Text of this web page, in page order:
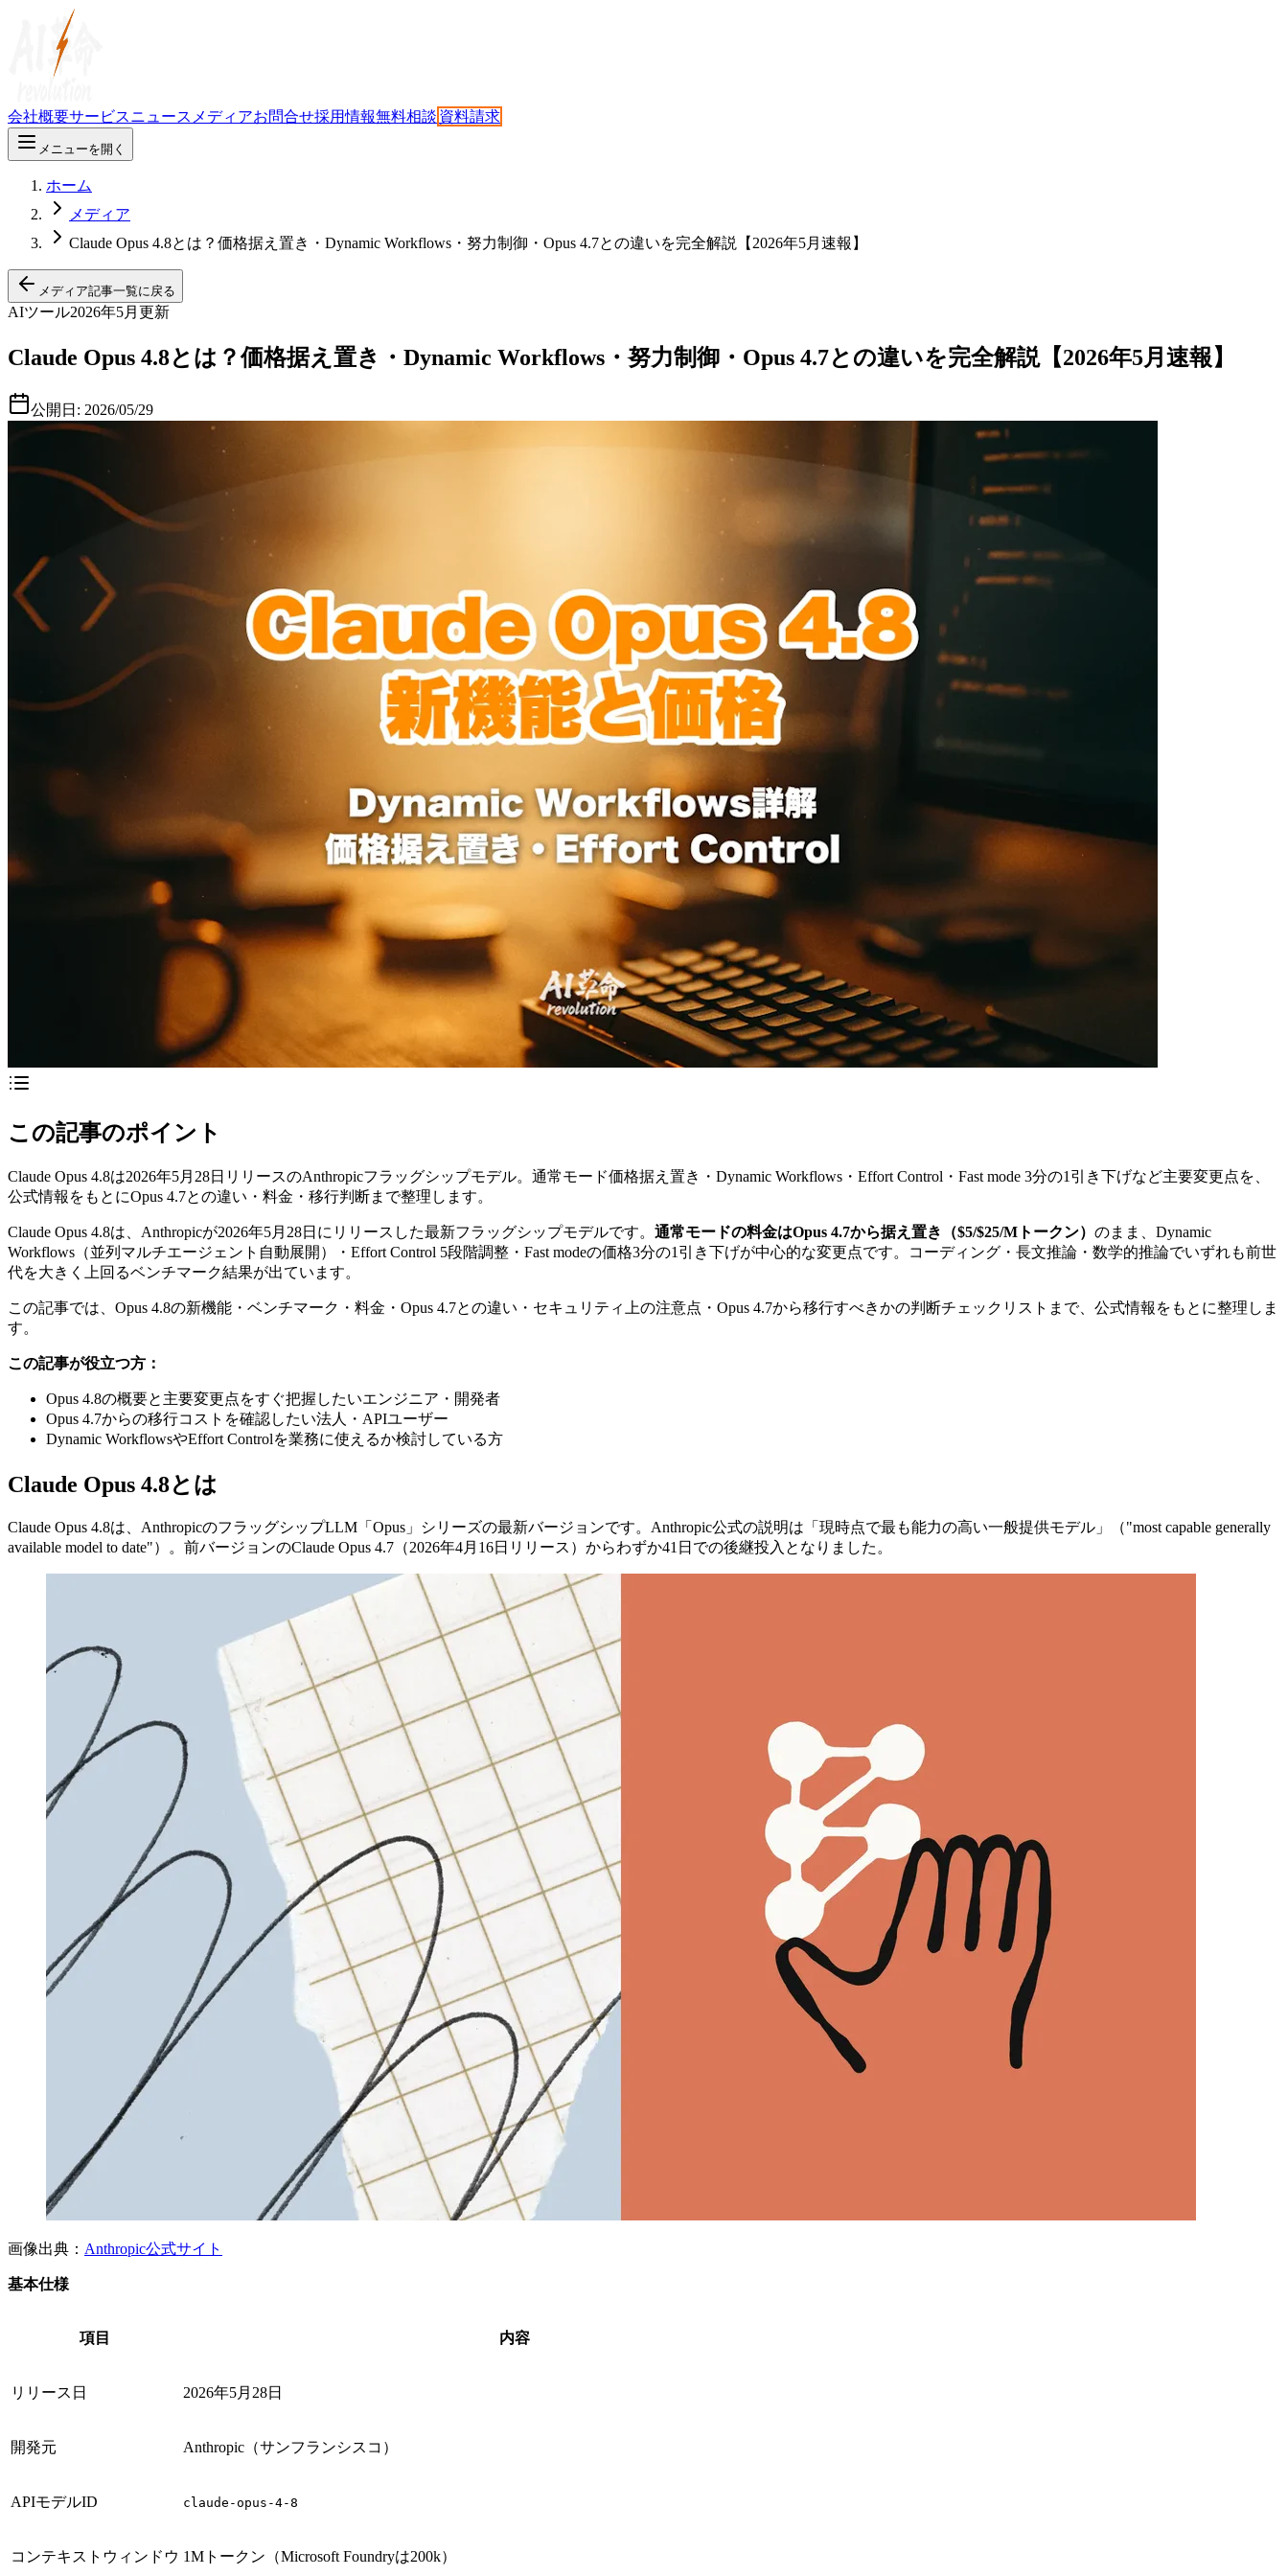
会社概要サービスニュース メディアお問合せ採用情報無料相談 資料請求
メニューを開く
ホーム
メディア
Claude Opus 4.8とは？価格据え置き・Dynamic Workflows・努力制御・Opus 4.7との違いを完全解説【2026年5月速報】
メディア記事一覧に戻る
AIツール2026年5月更新
Claude Opus 4.8とは？価格据え置き・Dynamic Workflows・努力制御・Opus 4.7との違いを完全解説【2026年5月速報】
公開日: 2026/05/29
この記事のポイント
Claude Opus 4.8は2026年5月28日リリースのAnthropicフラッグシップモデル。通常モード価格据え置き・Dynamic Workflows・Effort Control・Fast mode 3分の1引き下げなど主要変更点を、
公式情報をもとにOpus 4.7との違い・料金・移行判断まで整理します。
Claude Opus 4.8は、Anthropicが2026年5月28日にリリースした最新フラッグシップモデルです。 通常モードの料金はOpus 4.7から据え置き（$5/$25/Mトークン） のまま、Dynamic
Workflows（並列マルチエージェント自動展開）・Effort Control 5段階調整・Fast modeの価格3分の1引き下げが中心的な変更点です。コーディング・長文推論・数学的推論でいずれも前世
代を大きく上回るベンチマーク結果が出ています。
この記事では、Opus 4.8の新機能・ベンチマーク・料金・Opus 4.7との違い・セキュリティ上の注意点・Opus 4.7から移行すべきかの判断チェックリストまで、公式情報をもとに整理しま
す。
この記事が役立つ方：
Opus 4.8の概要と主要変更点をすぐ把握したいエンジニア・開発者
Opus 4.7からの移行コストを確認したい法人・APIユーザー
Dynamic WorkflowsやEffort Controlを業務に使えるか検討している方
Claude Opus 4.8とは
Claude Opus 4.8は、AnthropicのフラッグシップLLM「Opus」シリーズの最新バージョンです。Anthropic公式の説明は「現時点で最も能力の高い一般提供モデル」（"most capable generally
available model to date"）。前バージョンのClaude Opus 4.7（2026年4月16日リリース）からわずか41日での後継投入となりました。
画像出典： Anthropic公式サイト
基本仕様
項目 内容
リリース日 2026年5月28日
開発元 Anthropic（サンフランシスコ）
APIモデルID claude-opus-4-8
コンテキストウィンドウ 1Mトークン（Microsoft Foundryは200k）